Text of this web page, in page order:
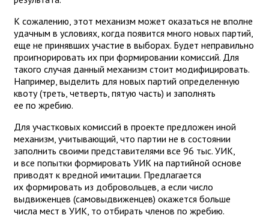
К сожалению, этот механизм может оказаться не вполне
удачным в условиях, когда появится много новых партий,
еще не принявших участие в выборах. Будет неправильно
проигнорировать их при формировании комиссий. Для
такого случая данный механизм стоит модифицировать.
Например, выделить для новых партий определенную
квоту (треть, четверть, пятую часть) и заполнять
ее по жребию.
Для участковых комиссий в проекте предложен иной
механизм, учитывающий, что партии не в состоянии
заполнить своими представителями все 96 тыс. УИК,
и все попытки формировать УИК на партийной основе
приводят к вредной имитации. Предлагается
их формировать из добровольцев, а если число
выдвиженцев (самовыдвиженцев) окажется больше
числа мест в УИК, то отбирать членов по жребию.